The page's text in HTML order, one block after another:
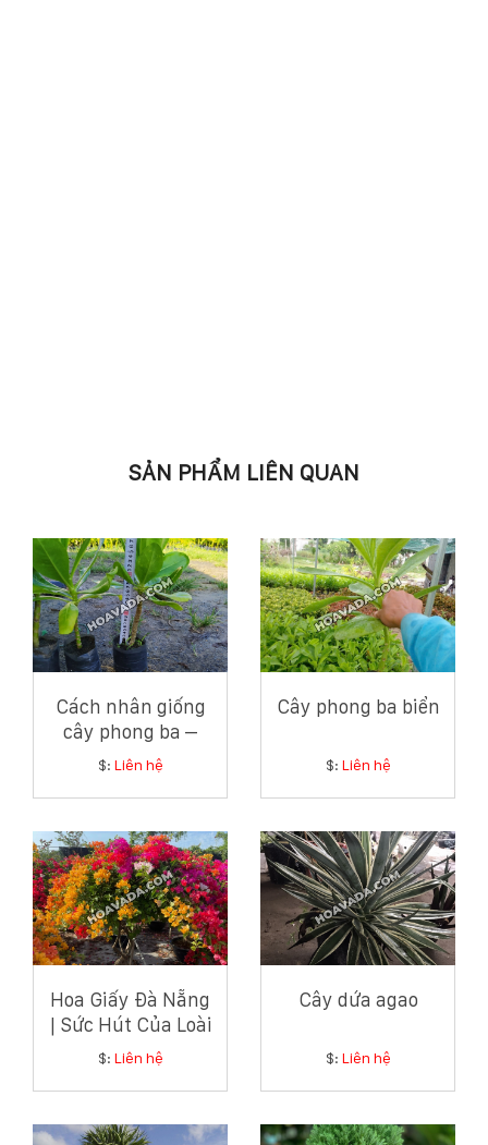
SẢN PHẨM LIÊN QUAN
Cách nhân giống
cây phong ba –
Hướng dẫn chi tiết
$: Liên hệ
Cây phong ba biển
$: Liên hệ
Hoa Giấy Đà Nẵng
| Sức Hút Của Loài
Hoa Giản Dị Mà
$: Liên hệ
Cây dứa agao
$: Liên hệ